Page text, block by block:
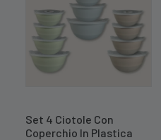
Set 4 Ciotole Con
Coperchio In Plastica